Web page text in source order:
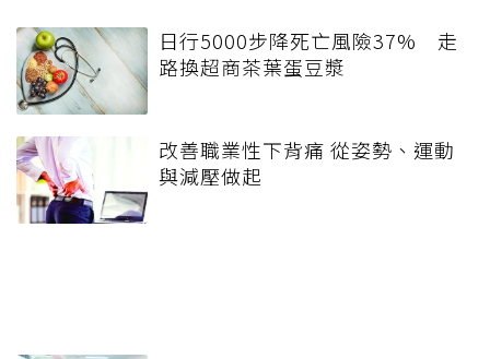
日行5000步降死亡風險37% 走
路換超商茶葉蛋豆漿
改善職業性下背痛 從姿勢、運動
與減壓做起